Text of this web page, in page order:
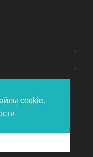
cookie.